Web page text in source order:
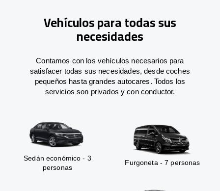
Vehículos para todas sus
necesidades
Contamos con los vehículos necesarios para
satisfacer todas sus necesidades, desde coches
pequeños hasta grandes autocares. Todos los
servicios son privados y con conductor.
Sedán económico - 3
personas
Furgoneta - 7 personas